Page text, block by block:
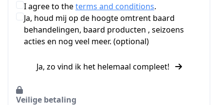
I agree to theterms and conditions.
Ja, houd mij op de hoogte omtrent baard
behandelingen, baard producten , seizoens
acties en nog veel meer. (optional)
Ja, zo vind ik het helemaal compleet!
Veilige betaling